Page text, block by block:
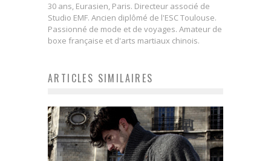
30 ans, Eurasien, Paris. Directeur associé de
Studio EMF. Ancien diplômé de l'ESC Toulouse.
Passionné de mode et de voyages. Amateur de
boxe française et d'arts martiaux chinois.
ARTICLES SIMILAIRES